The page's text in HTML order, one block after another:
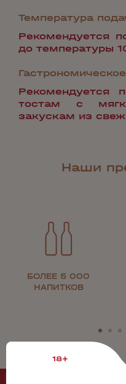
Температура
Рекомендуется
до температуры
Рекомендуется
тостам с
закускам из
Наши
БОЛЕЕ 5 000
НАПИТКОВ
18+